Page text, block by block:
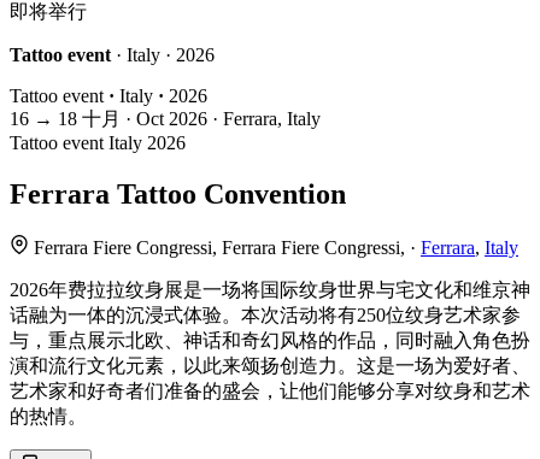
即将举行
Tattoo event · Italy · 2026
Tattoo event · Italy · 2026
16 → 18 十月 · Oct 2026 · Ferrara, Italy
Tattoo event Italy 2026
Ferrara Tattoo Convention
Ferrara Fiere Congressi, Ferrara Fiere Congressi, · Ferrara, Italy
2026年费拉拉纹身展是一场将国际纹身世界与宅文化和维京神
话融为一体的沉浸式体验。本次活动将有250位纹身艺术家参
与，重点展示北欧、神话和奇幻风格的作品，同时融入角色扮
演和流行文化元素，以此来颂扬创造力。这是一场为爱好者、
艺术家和好奇者们准备的盛会，让他们能够分享对纹身和艺术
的热情。